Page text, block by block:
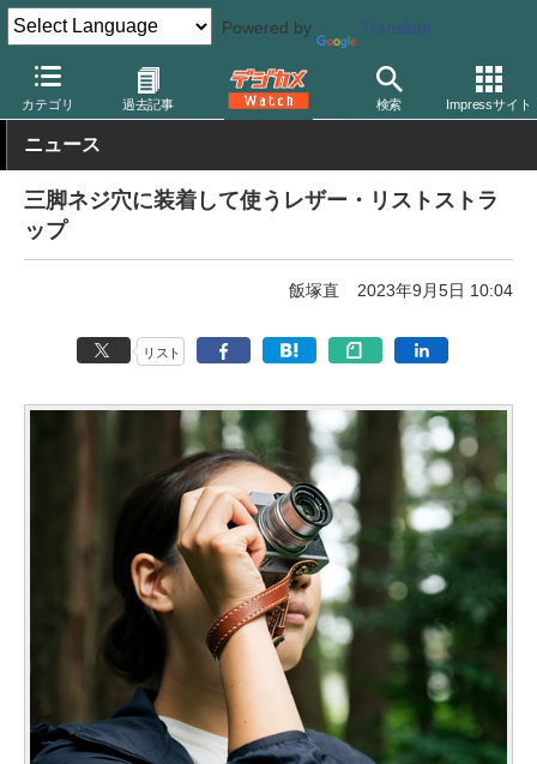
Powered by Translate
カテゴリ 過去記事 検索 Impressサイト
デジカメ Watch 撮影用品 ストラップ
ニュース
三脚ネジ穴に装着して使うレザー・リストストラ
ップ
飯塚直 2023年9月5日 10:04
リスト